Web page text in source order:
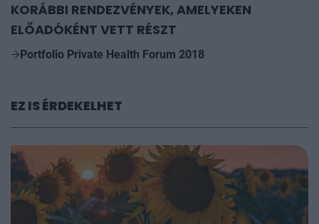
KORÁBBI RENDEZVÉNYEK, AMELYEKEN
ELŐADÓKÉNT VETT RÉSZT
Portfolio Private Health Forum 2018
EZ IS ÉRDEKELHET